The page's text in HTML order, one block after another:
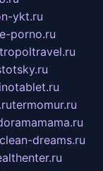
ykt.ru
porno.ru
termomur.ru
clean-dreams.ru